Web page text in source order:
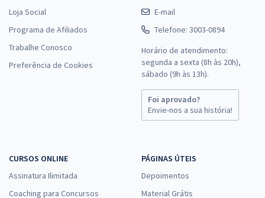
Loja Social
Programa de Afiliados
Trabalhe Conosco
Preferência de Cookies
E-mail
Telefone: 3003-0894
Horário de atendimento:
segunda a sexta (8h às 20h),
sábado (9h às 13h).
Foi aprovado?
Envie-nos a sua história!
CURSOS ONLINE
Assinatura Ilimitada
Coaching para Concursos
PÁGINAS ÚTEIS
Depoimentos
Material Grátis